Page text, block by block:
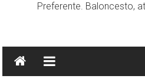
Preferente. Baloncesto,